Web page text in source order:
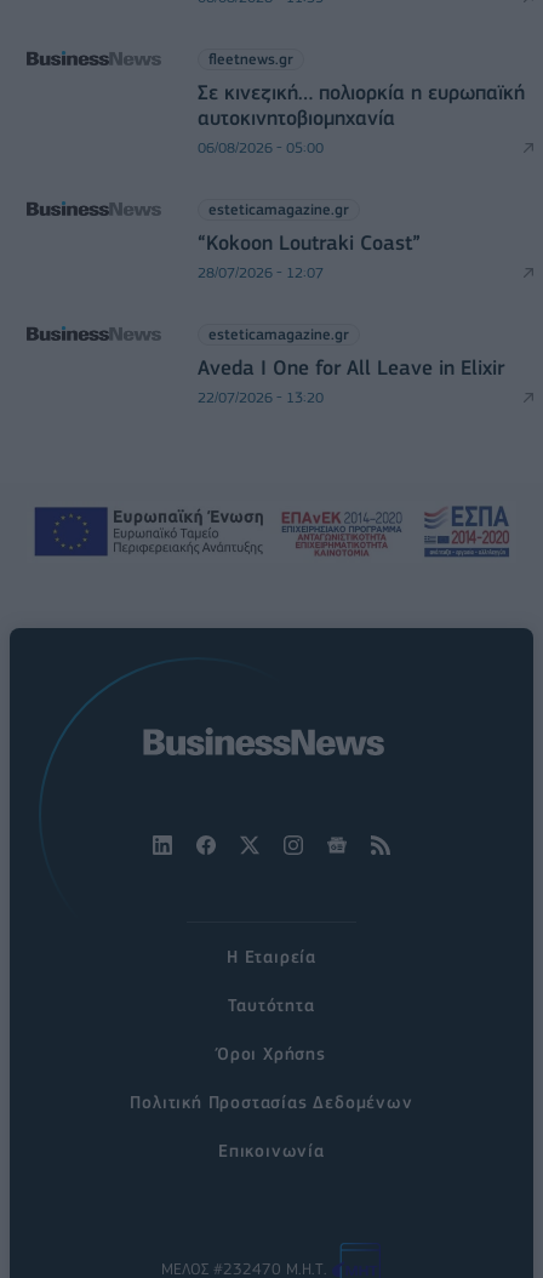
fleetnews.gr
Σε κινεζική… πολιορκία η ευρωπαϊκή
αυτοκινητοβιομηχανία
06/08/2026 - 05:00
esteticamagazine.gr
“Kokoon Loutraki Coast”
28/07/2026 - 12:07
esteticamagazine.gr
Aveda I One for All Leave in Elixir
22/07/2026 - 13:20
Η Εταιρεία
Ταυτότητα
Όροι Χρήσης
Πολιτική Προστασίας Δεδομένων
Επικοινωνία
ΜΕΛΟΣ #232470 Μ.Η.Τ.